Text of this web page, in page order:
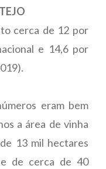
cerca de 12 por
e 14,6 por
eram bem
a área de vinha
13 mil hectares
de cerca de 40